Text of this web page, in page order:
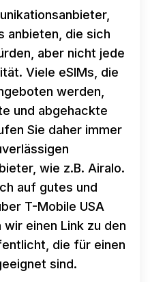
anbieten, die sich
aber nicht jede
Viele eSIMs, die
werden,
und abgehackte
Sie daher immer
wie z.B. Airalo.
auf gutes und
T-Mobile USA
einen Link zu den
die für einen
sind.